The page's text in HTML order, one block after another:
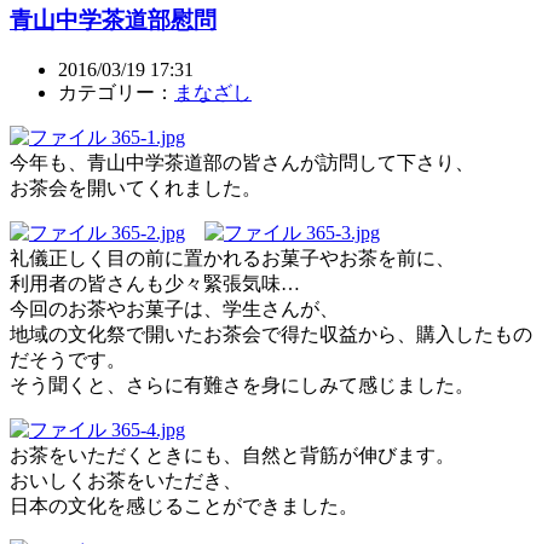
青山中学茶道部慰問
2016/03/19 17:31
カテゴリー： まなざし
今年も、青山中学茶道部の皆さんが訪問して下さり、
お茶会を開いてくれました。
礼儀正しく目の前に置かれるお菓子やお茶を前に、
利用者の皆さんも少々緊張気味…
今回のお茶やお菓子は、学生さんが、
地域の文化祭で開いたお茶会で得た収益から、購入したもの
だそうです。
そう聞くと、さらに有難さを身にしみて感じました。
お茶をいただくときにも、自然と背筋が伸びます。
おいしくお茶をいただき、
日本の文化を感じることができました。